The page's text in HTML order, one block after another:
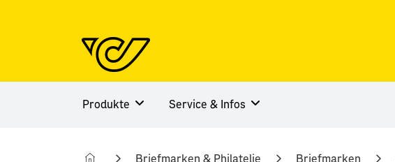
Produkte Service & Infos
Briefmarken & Philatelie Briefmarken